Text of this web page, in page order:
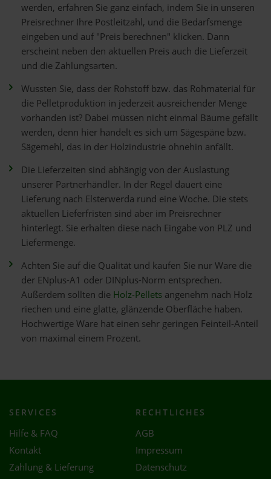
werden, erfahren Sie ganz einfach, indem Sie in unseren
Preisrechner Ihre Postleitzahl, und die Bedarfsmenge
eingeben und auf "Preis berechnen" klicken. Dann
erscheint neben den aktuellen Preis auch die Lieferzeit
und die Zahlungsarten.
Wussten Sie, dass der Rohstoff bzw. das Rohmaterial für
die Pelletproduktion in jederzeit ausreichender Menge
vorhanden ist? Dabei müssen nicht einmal Bäume gefällt
werden, denn hier handelt es sich um Sägespäne bzw.
Sägemehl, das in der Holzindustrie ohnehin anfällt.
Die Lieferzeiten sind abhängig von der Auslastung
unserer Partnerhändler. In der Regel dauert eine
Lieferung nach Elsterwerda rund eine Woche. Die stets
aktuellen Lieferfristen sind aber im Preisrechner
hinterlegt. Sie erhalten diese nach Eingabe von PLZ und
Liefermenge.
Achten Sie auf die Qualität und kaufen Sie nur Ware die
der ENplus-A1 oder DINplus-Norm entsprechen.
Außerdem sollten die Holz-Pellets angenehm nach Holz
riechen und eine glatte, glänzende Oberfläche haben.
Hochwertige Ware hat einen sehr geringen Feinteil-Anteil
von maximal einem Prozent.
SERVICES
Hilfe & FAQ
Kontakt
Zahlung & Lieferung
RECHTLICHES
AGB
Impressum
Datenschutz